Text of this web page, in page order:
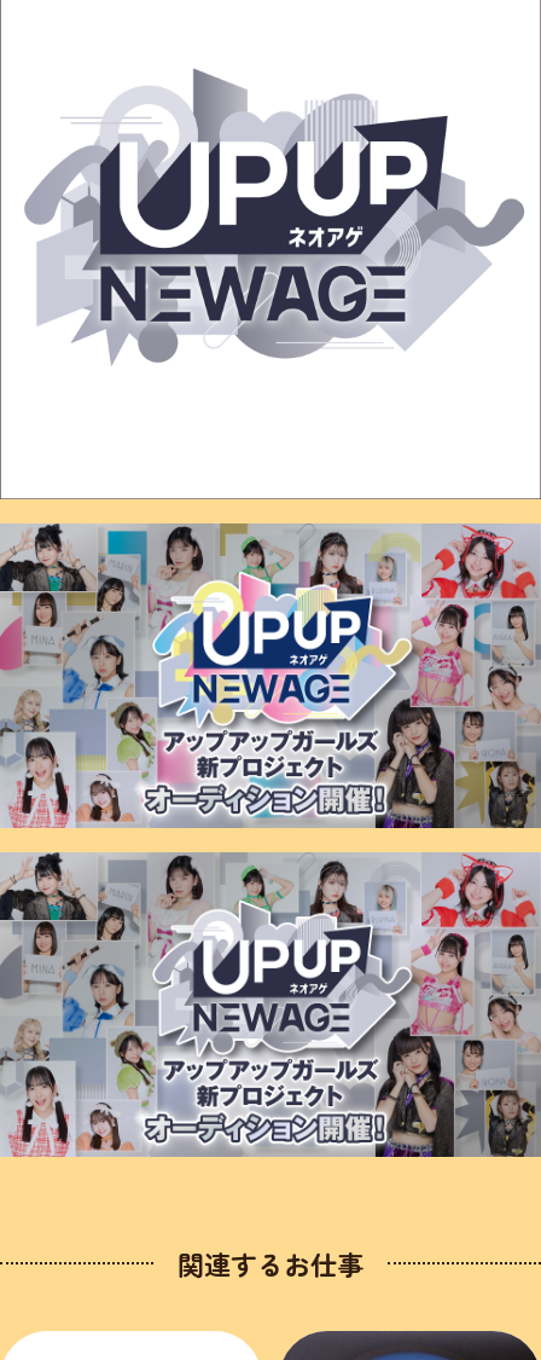
関連するお仕事